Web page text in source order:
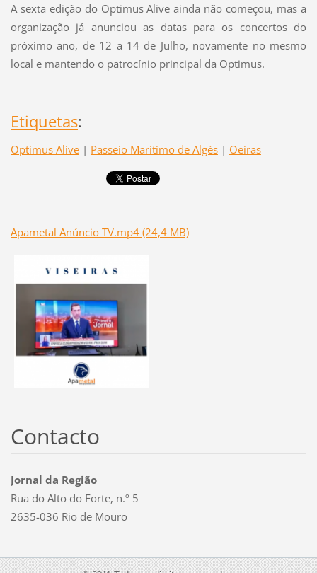
A sexta edição do Optimus Alive ainda não começou, mas a
organização já anunciou as datas para os concertos do
próximo ano, de 12 a 14 de Julho, novamente no mesmo
local e mantendo o patrocínio principal da Optimus.
Etiquetas:
Optimus Alive | Passeio Marítimo de Algés | Oeiras
Apametal Anúncio TV.mp4 (24,4 MB)
Contacto
Jornal da Região
Rua do Alto do Forte, n.º 5
2635-036 Rio de Mouro